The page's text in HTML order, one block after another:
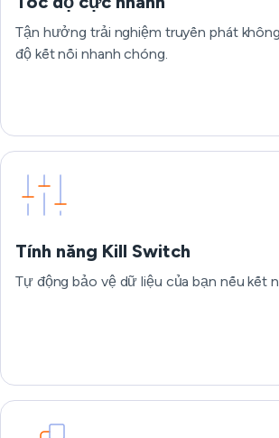
Tận hưởng trải nghiệm truyền phát
độ kết nối nhanh chóng.
Tính năng Kill Switch
Tự động bảo vệ dữ liệu của bạn nếu kết